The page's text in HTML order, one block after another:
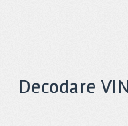
Decodare VIN